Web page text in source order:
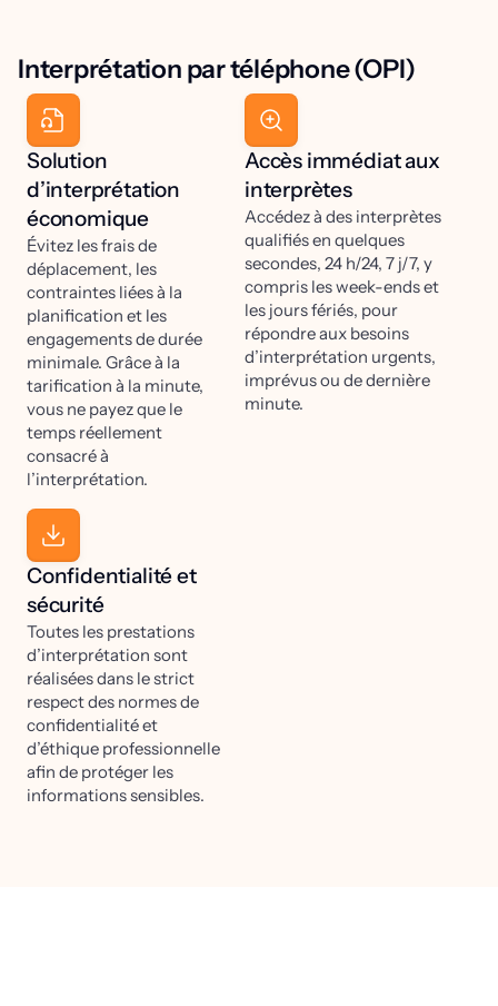
Interprétation par téléphone (OPI)
Solution
d’interprétation
économique
Évitez les frais de
déplacement, les
contraintes liées à la
planification et les
engagements de durée
minimale. Grâce à la
tarification à la minute,
vous ne payez que le
temps réellement
consacré à
l’interprétation.
Accès immédiat aux
interprètes
Accédez à des interprètes
qualifiés en quelques
secondes, 24 h/24, 7 j/7, y
compris les week-ends et
les jours fériés, pour
répondre aux besoins
d’interprétation urgents,
imprévus ou de dernière
minute.
Confidentialité et
sécurité
Toutes les prestations
d’interprétation sont
réalisées dans le strict
respect des normes de
confidentialité et
d’éthique professionnelle
afin de protéger les
informations sensibles.